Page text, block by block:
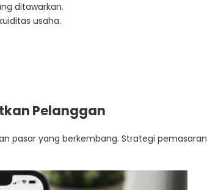
ditawarkan.
usaha.
Pelanggan
pasar yang berkembang. Strategi pemasaran